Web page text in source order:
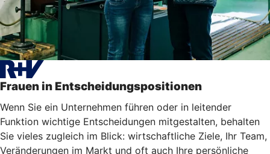
Frauen in Entscheidungspositionen
Wenn Sie ein Unternehmen führen oder in leitender
Funktion wichtige Entscheidungen mitgestalten, behalten
Sie vieles zugleich im Blick: wirtschaftliche Ziele, Ihr Team,
Veränderungen im Markt und oft auch Ihre persönliche